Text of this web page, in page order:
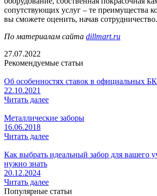
сопутствующих услуг – те преимущества
вы сможете оценить, начав сотрудничество.
По материалам сайта dillmart.ru
27.07.2022
Рекомендуемые статьи
Об особенностях ставок в официальных БК
22.10.2021
Читать далее
Металлические заборы
16.06.2018
Читать далее
Как выбрать идеальный забор для вашего
нужно знать
20.12.2024
Читать далее
Популярные статьи